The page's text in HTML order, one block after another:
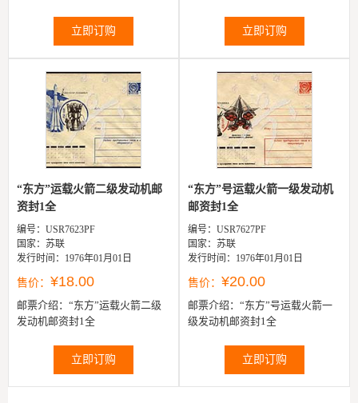
立即订购 立即订购
“东方”运载火箭二级发动机邮
资封1全
编号：USR7623PF
国家：苏联
发行时间：1976年01月01日
售价： ¥18.00
邮票介绍： “东方”运载火箭二级
发动机邮资封1全
立即订购
“东方”号运载火箭一级发动机
邮资封1全
编号：USR7627PF
国家：苏联
发行时间：1976年01月01日
售价： ¥20.00
邮票介绍： “东方”号运载火箭一
级发动机邮资封1全
立即订购